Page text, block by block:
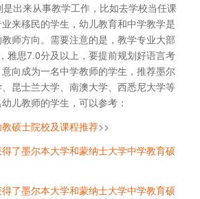
出来从事教学工作，比如去学校当任课
来移民的学生，幼儿教育和中学教学是
师方向。需要注意的是，教学专业大部
雅思7.0分及以上，要提前规划好语言考
向成为一名中学教师的学生，推荐墨尔
昆士兰大学、南澳大学、西悉尼大学等
儿教师的学生，可以参考：
硕士院校及课程推荐>>
了墨尔本大学和蒙纳士大学中学教育硕
了墨尔本大学和蒙纳士大学中学教育硕